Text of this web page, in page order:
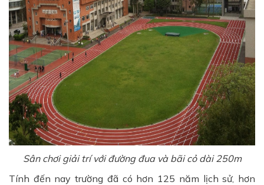
Sân chơi giải trí với đường đua và bãi cỏ dài 250m
Tính đến nay trường đã có hơn 125 năm lịch sử, hơn